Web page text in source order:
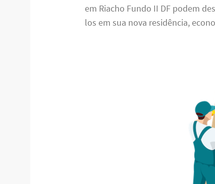
em Riacho Fundo II DF podem
los em sua nova residência,